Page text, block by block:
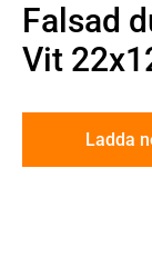
Falsad
Vit
Ladda